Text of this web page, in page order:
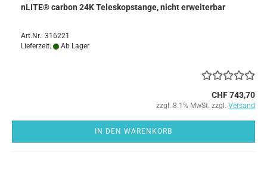
nLITE® carbon 24K Teleskopstange, nicht erweiterbar
Art.Nr.: 316221
Lieferzeit:
Ab Lager
CHF 743,70
zzgl. 8.1% MwSt. zzgl. Versand
IN DEN WARENKORB